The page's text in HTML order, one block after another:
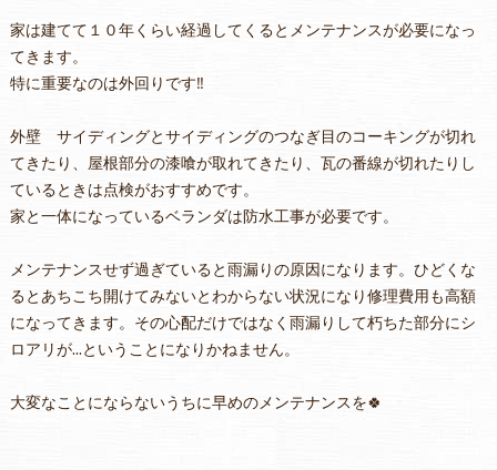
家は建てて１０年くらい経過してくるとメンテナンスが必要になっ
てきます。
特に重要なのは外回りです‼
外壁 サイディングとサイディングのつなぎ目のコーキングが切れ
てきたり、屋根部分の漆喰が取れてきたり、瓦の番線が切れたりし
ているときは点検がおすすめです。
家と一体になっているベランダは防水工事が必要です。
メンテナンスせず過ぎていると雨漏りの原因になります。ひどくな
るとあちこち開けてみないとわからない状況になり修理費用も高額
になってきます。その心配だけではなく雨漏りして朽ちた部分にシ
ロアリが…ということになりかねません。
大変なことにならないうちに早めのメンテナンスを🍀